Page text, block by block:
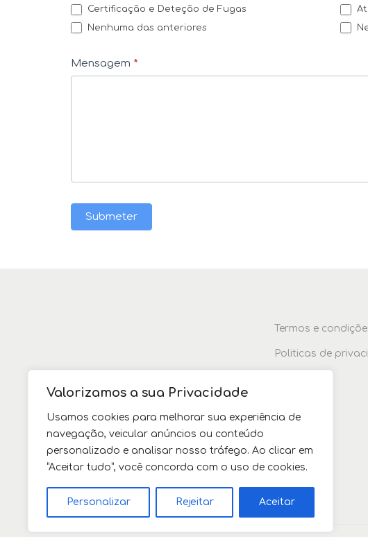
Valorizamos a sua Privacidade
Usamos cookies para melhorar sua experiência de
navegação, veicular anúncios ou conteúdo
personalizado e analisar nosso tráfego. Ao clicar em
“Aceitar tudo”, você concorda com o uso de cookies.
Personalizar Rejeitar Aceitar
t
o
Certificação e Deteção de Fugas
Nenhuma das anteriores
Mensagem *
Submeter
Termos e
Politicas de